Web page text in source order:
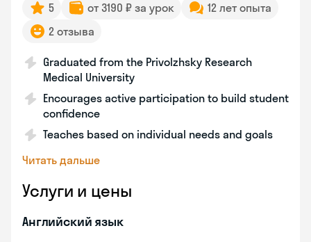
5 от 3190 ₽ за урок
12 лет опыта
2 отзыва
Graduated from the Privolzhsky Research
Medical University
Encourages active participation to build student
confidence
Teaches based on individual needs and goals
Читать дальше
Услуги и цены
Английский язык